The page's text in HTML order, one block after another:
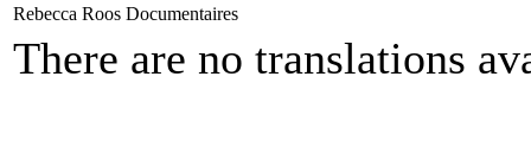
Rebecca Roos Documentaires
There are no translations